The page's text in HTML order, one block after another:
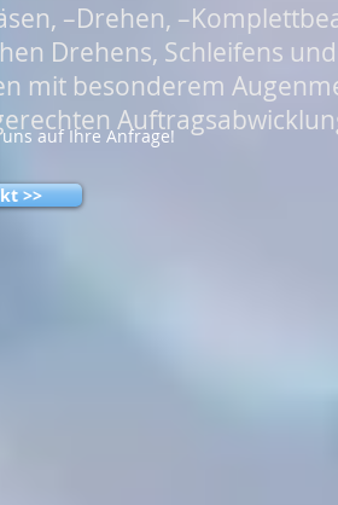
–Drehen,
Drehens, Schleifens
mit besonderem
auf Ihre Anfrage!
>>